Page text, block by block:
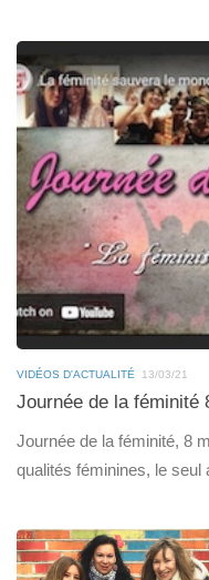
VIDÉOS D'ACTUALITÉ 13/03/21
Journée de la féminité
Journée de la féminité, 8
qualités féminines, le seul